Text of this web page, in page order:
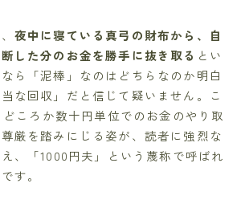
夜中に寝ている真弓の財布から、自
した分のお金を勝手に抜き取る とい
ら「泥棒」なのはどちらなのか明白
な回収」だと信じて疑いません。こ
ころか数十円単位でのお金のやり取
厳を踏みにじる姿が、読者に強烈な
、「1000円夫」という蔑称で呼ばれ
す。